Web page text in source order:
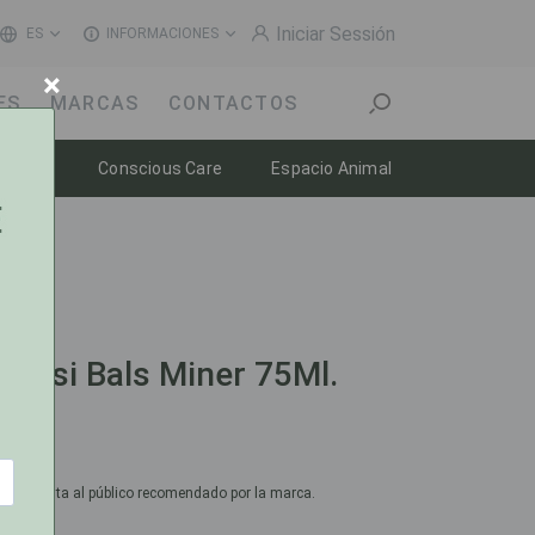
ES INFORMACIONES Iniciar Sessión
MARCAS CONTACTOS
Toggle dropdown
Conscious CareToggle dropdown
Espacio AnimalToggle
Bals Miner 75Ml.
de venta al público recomendado por la marca.
×